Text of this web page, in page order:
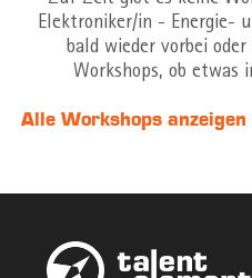
Elektroniker/in - Energie-
bald wieder vorbei
Workshops, ob etwas
Alle Workshops anzeigen